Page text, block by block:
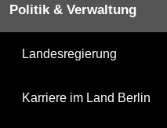
Politik & Verwaltung
Landesregierung
Karriere im Land Berlin